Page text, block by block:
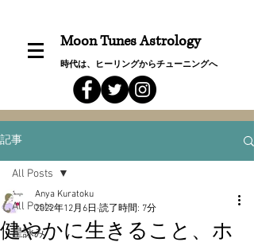
Moon Tunes Astrology
時代は、ヒーリングからチューニングへ
記事
All Posts
星詠み
All Posts
健やかに生きること、ホ
Anya Kuratoku
2022年12月6日 読了時間: 7分